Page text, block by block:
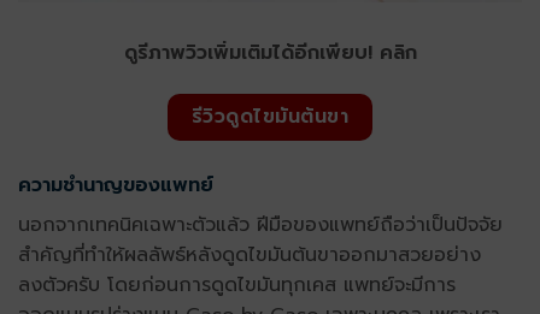
ดูรีภาพวิวเพิ่มเติมได้อีกเพียบ! คลิก
รีวิวดูดไขมันต้นขา
ความชำนาญของแพทย์
นอกจากเทคนิคเฉพาะตัวแล้ว ฝีมือของแพทย์ถือว่าเป็นปัจจัย
สำคัญที่ทำให้ผลลัพธ์หลังดูดไขมันต้นขาออกมาสวยอย่าง
ลงตัวครับ โดยก่อนการดูดไขมันทุกเคส แพทย์จะมีการ